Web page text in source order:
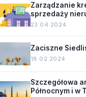
Zarządzanie
sprzedaży
23.04.2024
Zaciszne
18.02.2024
Szczegółowa
Północnym i w